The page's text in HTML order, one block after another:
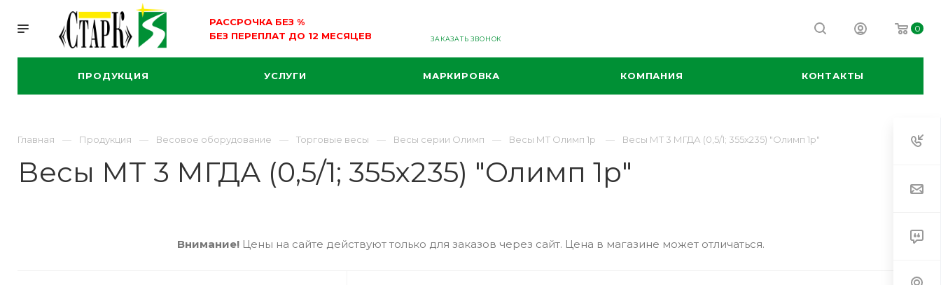
РАССРОЧКА БЕЗ %
БЕЗ ПЕРЕПЛАТ ДО 12 МЕСЯЦЕВ
ЗАКАЗАТЬ ЗВОНОК
0
ПРОДУКЦИЯ УСЛУГИ МАРКИРОВКА КОМПАНИЯ КОНТАКТЫ
Главная Продукция Весовое оборудование Торговые весы Весы серии Олимп Весы МТ Олимп 1р Весы МТ 3 МГДА (0,5/1; 355х235) "Олимп 1р"
Весы МТ 3 МГДА (0,5/1; 355х235) "Олимп 1р"
Внимание!Цены на сайте действуют только для заказов через сайт. Цена в магазине может отличаться.